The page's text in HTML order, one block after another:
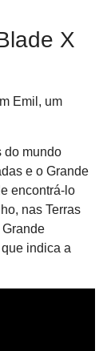
X
Emil, um
do mundo
e o Grande
encontrá-lo
nas Terras
indica a